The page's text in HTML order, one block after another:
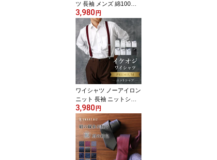
ツ 長袖 メンズ 綿100%
ノーアイロン シャツ コ
ットン ノンアイロン 男
性 仕事 営業 ビジネス 通
勤 フォーマル 冠婚葬祭
結婚式 二次会 スリム 大
きいサイズ カッターシャ
ツ 50代 60代 春 夏 秋 冬
肌に優しい 通気性 [洗濯
後返品OK] 父の日
3,980 円
ワイシャツ ノーアイロン
ニット 長袖 ニットシャ
ツ スリム まるでポロシ
ャツ 一生 ノーアイロン
洗濯後返品OK 形態安定
ストレッチ ニット 生地
メンズ カッターシャツ
ノンアイロンシャツ ビジ
3,980 円